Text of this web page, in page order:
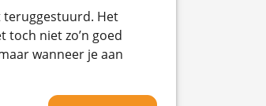
teruggestuurd. Het
toch niet zo’n goed
wanneer je aan